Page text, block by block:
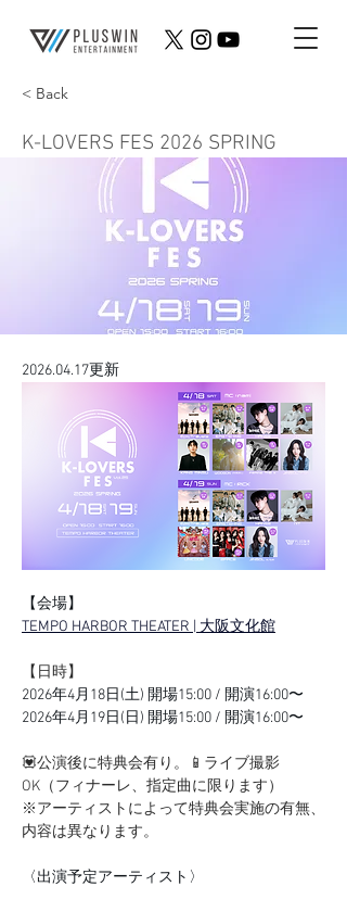
< Back
K-LOVERS FES 2026 SPRING
2026.04.17更新
【会場】
TEMPO HARBOR THEATER | 大阪文化館
【日時】
2026年4月18日(土) 開場15:00 / 開演16:00〜
2026年4月19日(日) 開場15:00 / 開演16:00〜
💟公演後に特典会有り。📱ライブ撮影
OK（フィナーレ、指定曲に限ります）
※アーティストによって特典会実施の有無、
内容は異なります。
〈出演予定アーティスト〉